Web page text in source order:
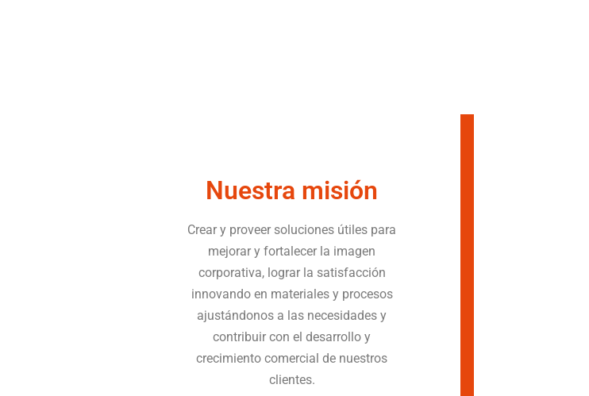
Nuestra misión
Crear y proveer soluciones útiles para
mejorar y fortalecer la imagen
corporativa, lograr la satisfacción
innovando en materiales y procesos
ajustándonos a las necesidades y
contribuir con el desarrollo y
crecimiento comercial de nuestros
clientes.